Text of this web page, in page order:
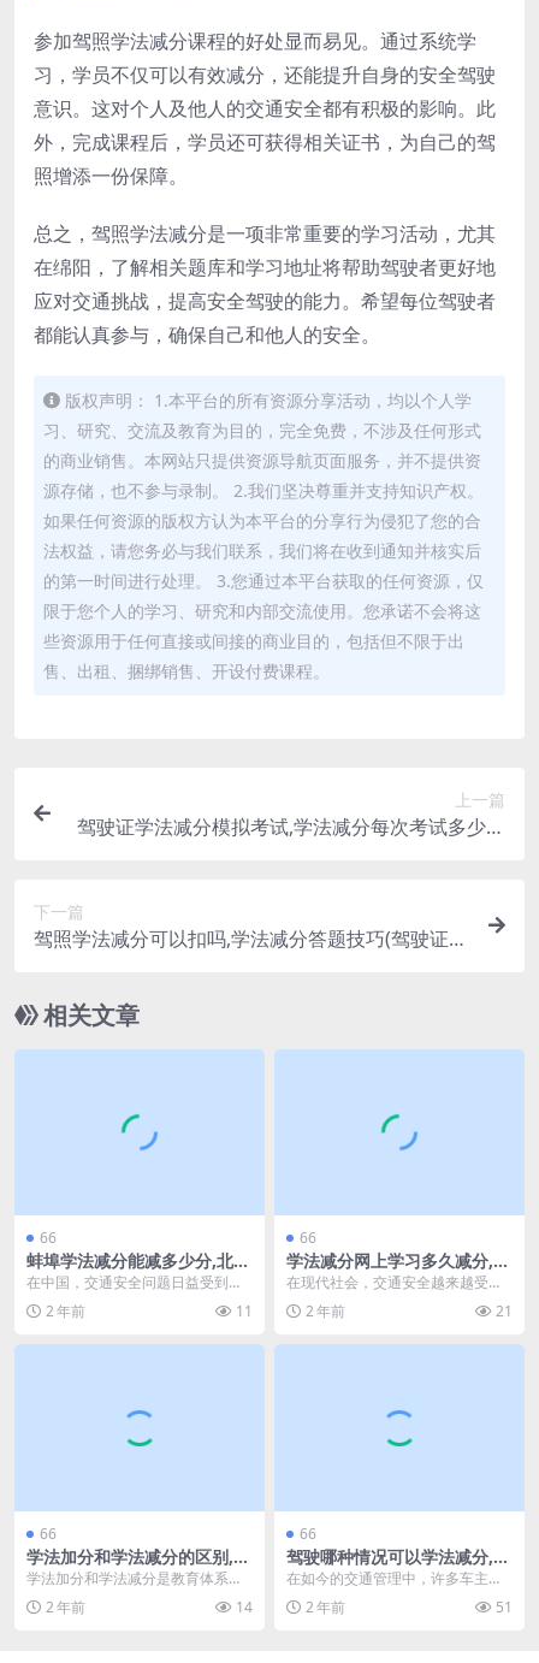
参加驾照学法减分课程的好处显而易见。通过系统学
习，学员不仅可以有效减分，还能提升自身的安全驾驶
意识。这对个人及他人的交通安全都有积极的影响。此
外，完成课程后，学员还可获得相关证书，为自己的驾
照增添一份保障。
总之，驾照学法减分是一项非常重要的学习活动，尤其
在绵阳，了解相关题库和学习地址将帮助驾驶者更好地
应对交通挑战，提高安全驾驶的能力。希望每位驾驶者
都能认真参与，确保自己和他人的安全。
版权声明： 1.本平台的所有资源分享活动，均以个人学
习、研究、交流及教育为目的，完全免费，不涉及任何形式
的商业销售。本网站只提供资源导航页面服务，并不提供资
源存储，也不参与录制。 2.我们坚决尊重并支持知识产权。
如果任何资源的版权方认为本平台的分享行为侵犯了您的合
法权益，请您务必与我们联系，我们将在收到通知并核实后
的第一时间进行处理。 3.您通过本平台获取的任何资源，仅
限于您个人的学习、研究和内部交流使用。您承诺不会将这
些资源用于任何直接或间接的商业目的，包括但不限于出
售、出租、捆绑销售、开设付费课程。
上一篇
驾驶证学法减分模拟考试,学法减分每次考试多少题
下一篇
驾照学法减分可以扣吗,学法减分答题技巧(驾驶证学
相关文章
66
蚌埠学法减分能减多少分,北京
交警 学法减分(安徽蚌埠的驾
驶证可以学法减分吗)
在中国，交通安全问题日益受到重
视，各地交警部门推出了学法减分
的政策，以鼓励公众学...
2 年前 11
66
学法减分网上学习多久减分,学
法减分搜题的公众号(学法减分
要看好久才能减分)
在现代社会，交通安全越来越受到
重视。为了提升驾驶者的法律意
识，许多地区推出了学法...
2 年前 21
66
学法加分和学法减分的区别,学
法减分可以通过几次考试(学法
减分真的可以加分吗)
学法加分和学法减分是教育体系中
重要的评价方式，了解这两者的区
别对于学生的学习规划...
2 年前 14
66
驾驶哪种情况可以学法减分,车
主不是本人怎么学法减分(机动
车驾驶人可学法减分)
在如今的交通管理中，许多车主面
临着驾驶违章的困扰。为了帮助车
主减轻违章带来的影响...
2 年前 51